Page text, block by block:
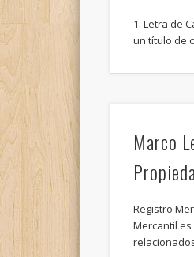
1. Letra de
un título de
Marco
Registro
Mercantil